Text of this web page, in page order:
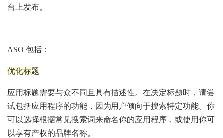
台上发布。
ASO 包括：
优化标题
应用标题需要与众不同且具有描述性。在决定标题时，请尝
试包括应用程序的功能，因为用户倾向于搜索特定功能。你
可以选择根据常见搜索词来命名你的应用程序，或使用你可
以享有产权的品牌名称。